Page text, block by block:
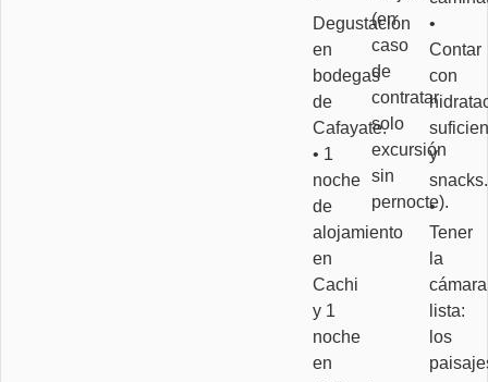
Degustación
en
bodegas
de
Cafayate.
• 1
noche
de
alojamiento
en
Cachi
y 1
noche
en
(en
caso
de
contratar
solo
excursión
sin
pernocte).
•
Contar
con
y
snacks.
•
Tener
la
cámara
lista:
los